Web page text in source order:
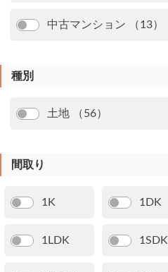
中古マンション （13）
種別
土地 （56）
間取り
1K 1DK
1LDK 1SDK